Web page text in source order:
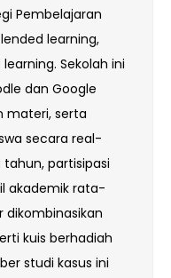
Pembelajaran
learning,
Sekolah ini
dan Google
materi, serta
secara real-
partisipasi
akademik rata-
dikombinasikan
kuis berhadiah
studi kasus ini